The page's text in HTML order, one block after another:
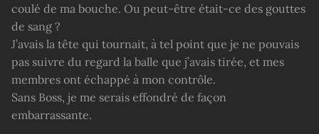
coulé de ma bouche. Ou peut-être était-ce des gouttes
de sang ?
J’avais la tête qui tournait, à tel point que je ne pouvais
pas suivre du regard la balle que j’avais tirée, et mes
membres ont échappé à mon contrôle.
Sans Boss, je me serais effondré de façon
embarrassante.